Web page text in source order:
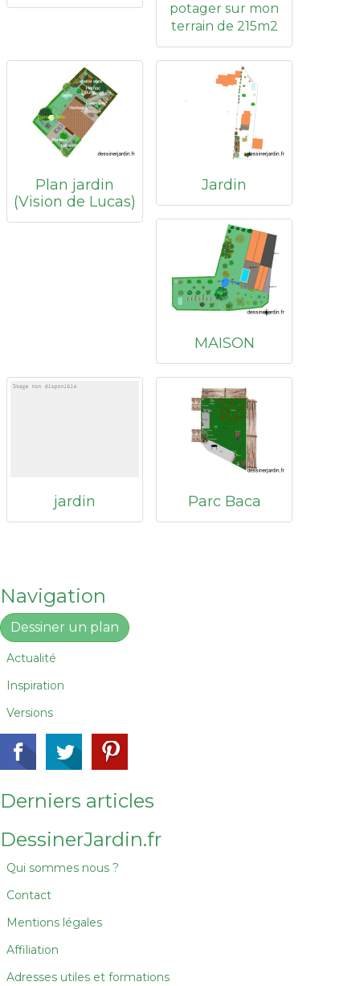
potager sur mon
terrain de 215m2
Plan jardin
(Vision de Lucas)
Jardin
MAISON
jardin Parc Baca
Navigation
Dessiner un plan
Actualité
Inspiration
Versions
Derniers articles
DessinerJardin.fr
Qui sommes nous ?
Contact
Mentions légales
Affiliation
Adresses utiles et formations